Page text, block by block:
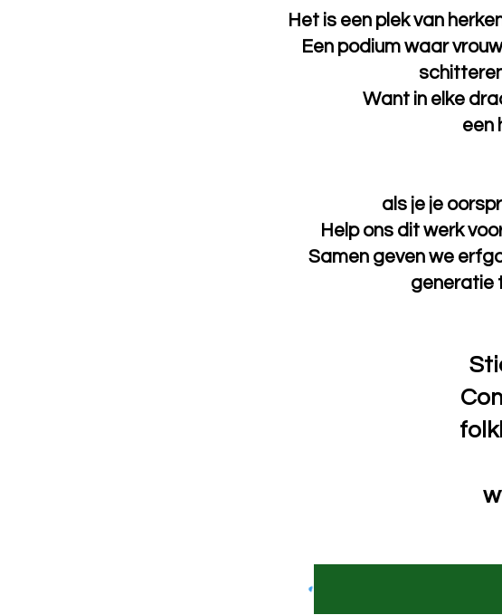
Het is een plek van
Een podium waar
Want in elke
een
als je je
Help ons dit werk
Samen geven we
generatie